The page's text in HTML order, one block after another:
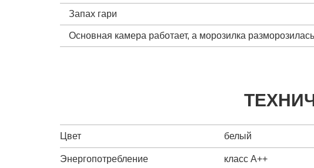
Запах гари
Основная камера работает, а морозилка разморозилась
Цвет белый
Энергопотребление класс A++